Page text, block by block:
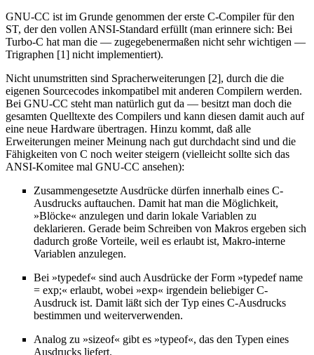
GNU-CC ist im Grunde genommen der erste C-Compiler für den
ST, der den vollen ANSI-Standard erfüllt (man erinnere sich: Bei
Turbo-C hat man die — zugegebenermaßen nicht sehr wichtigen —
Trigraphen [1] nicht implementiert).
Nicht unumstritten sind Spracherweiterungen [2], durch die die
eigenen Sourcecodes inkompatibel mit anderen Compilern werden.
Bei GNU-CC steht man natürlich gut da — besitzt man doch die
gesamten Quelltexte des Compilers und kann diesen damit auch auf
eine neue Hardware übertragen. Hinzu kommt, daß alle
Erweiterungen meiner Meinung nach gut durchdacht sind und die
Fähigkeiten von C noch weiter steigern (vielleicht sollte sich das
ANSI-Komitee mal GNU-CC ansehen):
Zusammengesetzte Ausdrücke dürfen innerhalb eines C-
Ausdrucks auftauchen. Damit hat man die Möglichkeit,
»Blöcke« anzulegen und darin lokale Variablen zu
deklarieren. Gerade beim Schreiben von Makros ergeben sich
dadurch große Vorteile, weil es erlaubt ist, Makro-interne
Variablen anzulegen.
Bei »typedef« sind auch Ausdrücke der Form »typedef name
= exp;« erlaubt, wobei »exp« irgendein beliebiger C-
Ausdruck ist. Damit läßt sich der Typ eines C-Ausdrucks
bestimmen und weiterverwenden.
Analog zu »sizeof« gibt es »typeof«, das den Typen eines
Ausdrucks liefert.